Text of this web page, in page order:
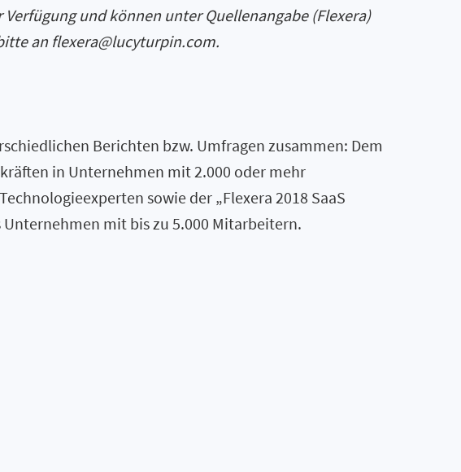
und können unter Quellenangabe (Flexera)
an flexera@lucyturpin.com.
Berichten bzw. Umfragen zusammen: Dem
in Unternehmen mit 2.000 oder mehr
sowie der „Flexera 2018 SaaS
Unternehmen mit bis zu 5.000 Mitarbeitern.